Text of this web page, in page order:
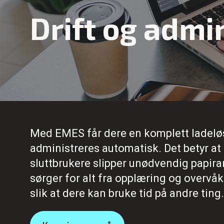
Drift og
Med EMES får dere en komplett
administreres automatisk. Det betyr
sluttbrukere slipper unødvendig
sørger for alt fra opplæring og
slik at dere kan bruke tid på andre ting.